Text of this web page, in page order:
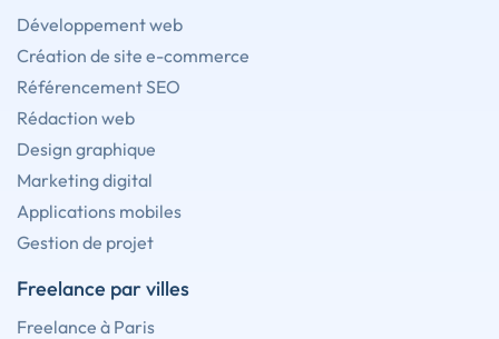
Développement web
Création de site e-commerce
Référencement SEO
Rédaction web
Design graphique
Marketing digital
Applications mobiles
Gestion de projet
Freelance par villes
Freelance à Paris